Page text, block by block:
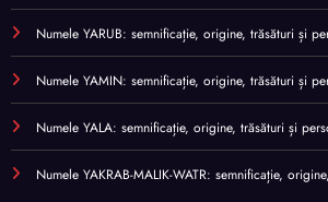
Numele YARUB: semnificație, origine, trăsături și
Numele YAMIN: semnificație, origine, trăsături și
Numele YALA: semnificație, origine, trăsături și
Numele YAKRAB-MALIK-WATR: semnificație,